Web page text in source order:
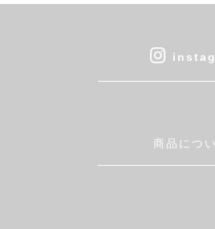
cohan
DEAN & DELUCA
Fatima Morocco
商品につ